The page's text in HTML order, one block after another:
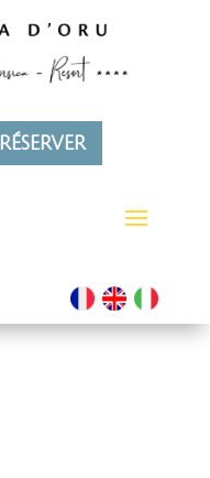
RÉSERVER